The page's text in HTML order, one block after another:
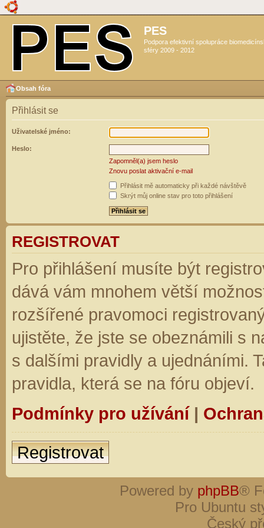
PES
Podpora efektivní spolupráce
sféry 2009 - 2012
Obsah fóra
Přihlásit se
Uživatelské jméno:
Heslo:
Zapomněl(a) jsem heslo
Znovu poslat aktivační e-mail
Přihlásit mě automaticky při každé návštěvě
Skrýt můj online stav pro toto přihlášení
REGISTROVAT
Pro přihlášení musíte být
dává vám mnohem větší
rozšířené pravomoci
ujistěte, že jste se obeznámili s
s dalšími pravidly a ujednáními.
pravidla, která se na fóru objeví.
Podmínky pro užívání|
Registrovat
Powered by phpBB®
Pro Ubuntu
Český